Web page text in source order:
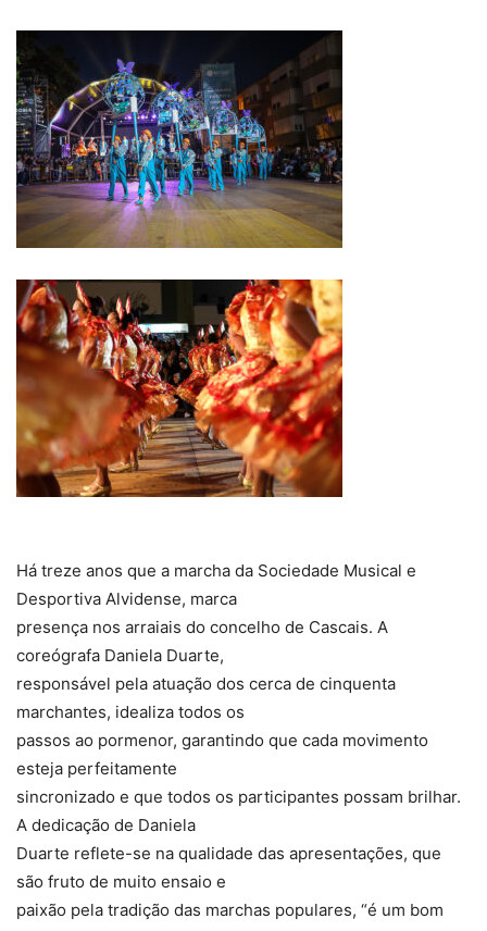
Há treze anos que a marcha da Sociedade Musical e
Desportiva Alvidense, marca
presença nos arraiais do concelho de Cascais. A
coreógrafa Daniela Duarte,
responsável pela atuação dos cerca de cinquenta
marchantes, idealiza todos os
passos ao pormenor, garantindo que cada movimento
esteja perfeitamente
sincronizado e que todos os participantes possam brilhar.
A dedicação de Daniela
Duarte reflete-se na qualidade das apresentações, que
são fruto de muito ensaio e
paixão pela tradição das marchas populares, “é um bom